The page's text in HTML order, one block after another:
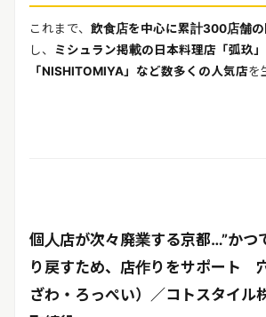
これまで、 飲食店を中心に累計300店舗
し、
ミシュラン掲載の日本料理店「弧玖
「NISHITOMIYA」など数多くの人気店を
個人店が次々廃業する京都…”かつ
り戻すため、店作りをサポート
ざわ・ろっぺい）／コトスタイ